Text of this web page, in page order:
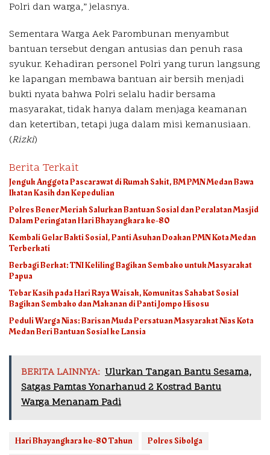
Polri dan warga,” jelasnya.
Sementara Warga Aek Parombunan menyambut
bantuan tersebut dengan antusias dan penuh rasa
syukur. Kehadiran personel Polri yang turun langsung
ke lapangan membawa bantuan air bersih menjadi
bukti nyata bahwa Polri selalu hadir bersama
masyarakat, tidak hanya dalam menjaga keamanan
dan ketertiban, tetapi juga dalam misi kemanusiaan.
(Rizki)
Berita Terkait
Jenguk Anggota Pascarawat di Rumah Sakit, BM PMN Medan Bawa
Ikatan Kasih dan Kepedulian
Polres Bener Meriah Salurkan Bantuan Sosial dan Peralatan Masjid
Dalam Peringatan Hari Bhayangkara ke-80
Kembali Gelar Bakti Sosial, Panti Asuhan Doakan PMN Kota Medan
Terberkati
Berbagi Berkat: TNI Keliling Bagikan Sembako untuk Masyarakat
Papua
Tebar Kasih pada Hari Raya Waisak, Komunitas Sahabat Sosial
Bagikan Sembako dan Makanan di Panti Jompo Hisosu
Peduli Warga Nias: Barisan Muda Persatuan Masyarakat Nias Kota
Medan Beri Bantuan Sosial ke Lansia
BERITA LAINNYA: Ulurkan Tangan Bantu Sesama,
Satgas Pamtas Yonarhanud 2 Kostrad Bantu
Warga Menanam Padi
Hari Bhayangkara ke-80 Tahun
Polres Sibolga